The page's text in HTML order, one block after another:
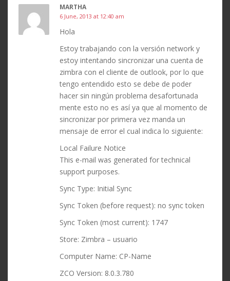
MARTHA
6 June, 2013 at 12:40 am
Hola
Estoy trabajando con la versión network y
estoy intentando sincronizar una cuenta de
zimbra con el cliente de outlook, por lo que
tengo entendido esto se debe de poder
hacer sin ningún problema desafortunada
mente esto no es así ya que al momento de
sincronizar por primera vez manda un
mensaje de error el cual indica lo siguiente:
Local Failure Notice
This e-mail was generated for technical
support purposes.
Sync Type: Initial Sync
Sync Token (before request): no sync token
Sync Token (most current): 1747
Store: Zimbra – usuario
Computer Name: CP-Name
ZCO Version: 8.0.3.780